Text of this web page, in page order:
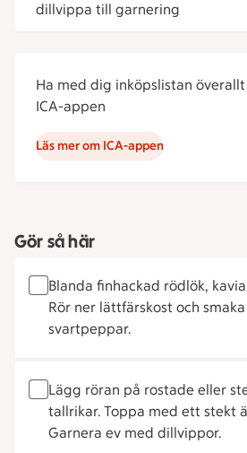
dillvippa till garnering
Ha med dig inköpslistan
ICA-appen
Läs mer om ICA-appen
Gör så här
Blanda finhackad rödlök,
Rör ner lättfärskost och
svartpeppar.
Lägg röran på rostade eller
tallrikar. Toppa med ett stekt
Garnera ev med dillvippor.